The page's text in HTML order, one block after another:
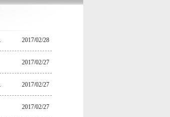
2017/02/28
2017/02/27
2017/02/27
2017/02/27